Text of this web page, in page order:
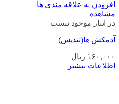
افزودن به علاقه مندی ها
مشاهده
در انبار موجود نیست
آدمکش ها(تندیس)
۱۶۰,۰۰۰ ریال
اطلاعات بیشتر